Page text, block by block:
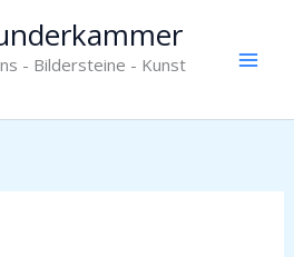
- Bildersteine - Kunst